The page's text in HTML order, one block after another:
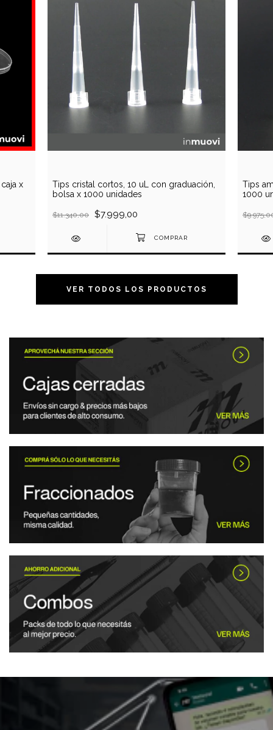
x
Tips cristal cortos, 10 uL con graduación,
bolsa x 1000 unidades
$11.340,00 $7.999,00
Tips
1000
VER TODOS LOS PRODUCTOS